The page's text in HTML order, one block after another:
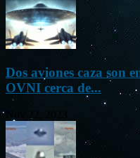
Dos aviones caza son
OVNI cerca de...